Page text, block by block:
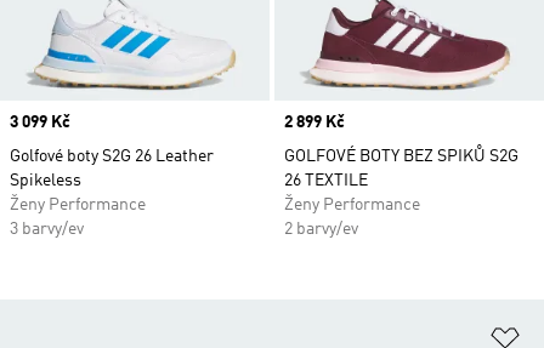
Price
3 099 Kč
Golfové boty S2G 26 Leather
Spikeless
Ženy Performance
3 barvy/ev
Price
2 899 Kč
GOLFOVÉ BOTY BEZ SPIKŮ S2G
26 TEXTILE
Ženy Performance
2 barvy/ev